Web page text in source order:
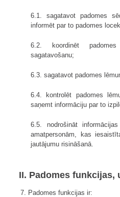
6.1. sagatavot padomes
informēt par to padomes
6.2. koordinēt
sagatavošanu;
6.3. sagatavot padomes
6.4. kontrolēt padomes
saņemt informāciju par to
6.5. nodrošināt
amatpersonām, kas
jautājumu risināšanā.
II. Padomes funkcijas,
7. Padomes funkcijas ir: